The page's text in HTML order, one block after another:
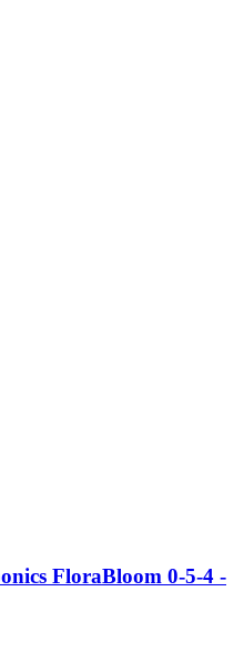
FloraBloom 0-5-4 -